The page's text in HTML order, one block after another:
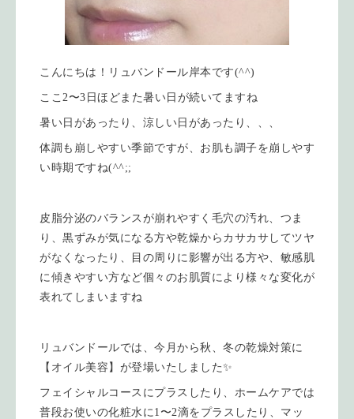
こんにちは！リュバンドール岸本です(^^)
ここ2〜3日ほどまた暑い日が続いてますね
暑い日があったり、涼しい日があったり、、、
体調も崩しやすい季節ですが、お肌も調子を崩しやす
い時期ですね(^^;;
皮脂分泌のバランスが崩れやすく毛穴の汚れ、つま
り、黒ずみが気になる方や乾燥からカサカサしてツヤ
がなくなったり、目の周りに影響が出る方や、敏感肌
に傾きやすい方など個々のお肌質により様々な変化が
表れてしまいますね
リュバンドールでは、今月から秋、冬の乾燥対策に
【オイル美容】が登場いたしました✨
フェイシャルコースにプラスしたり、ホームケアでは
普段お使いの化粧水に1〜2滴をプラスしたり、マッ